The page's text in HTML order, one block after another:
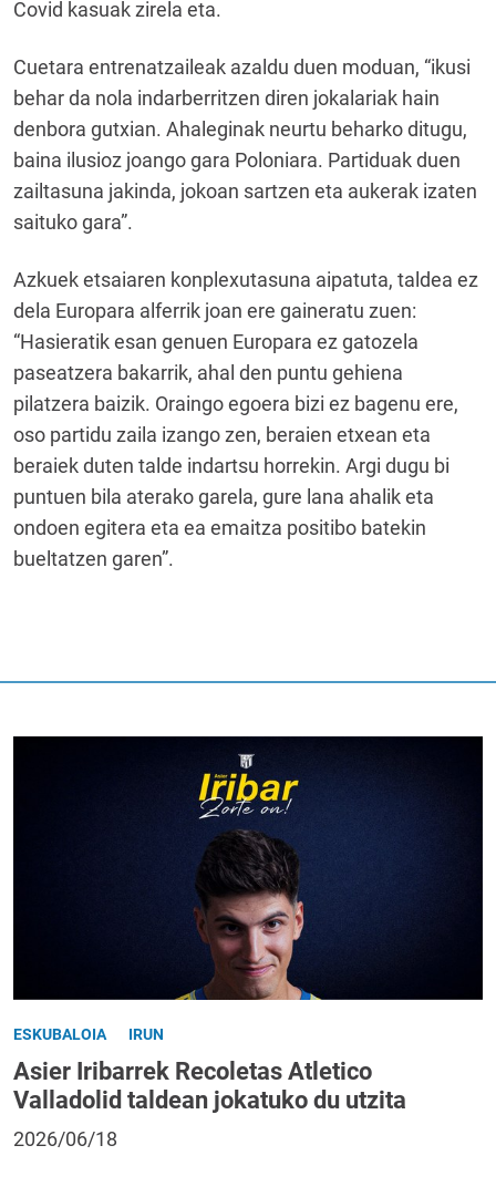
Covid kasuak zirela eta.
Cuetara entrenatzaileak azaldu duen moduan, “ikusi
behar da nola indarberritzen diren jokalariak hain
denbora gutxian. Ahaleginak neurtu beharko ditugu,
baina ilusioz joango gara Poloniara. Partiduak duen
zailtasuna jakinda, jokoan sartzen eta aukerak izaten
saituko gara”.
Azkuek etsaiaren konplexutasuna aipatuta, taldea ez
dela Europara alferrik joan ere gaineratu zuen:
“Hasieratik esan genuen Europara ez gatozela
paseatzera bakarrik, ahal den puntu gehiena
pilatzera baizik. Oraingo egoera bizi ez bagenu ere,
oso partidu zaila izango zen, beraien etxean eta
beraiek duten talde indartsu horrekin. Argi dugu bi
puntuen bila aterako garela, gure lana ahalik eta
ondoen egitera eta ea emaitza positibo batekin
bueltatzen garen”.
ESKUBALOIA IRUN
Asier Iribarrek Recoletas Atletico
Valladolid taldean jokatuko du utzita
2026/06/18